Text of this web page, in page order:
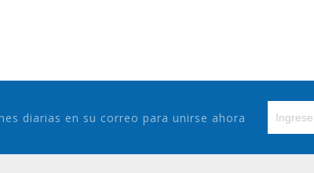
diarias en su correo para unirse ahora